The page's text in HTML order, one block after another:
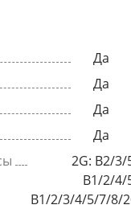
Да
Да
Да
Да
2G: B2/3/5/
B1/2/4/5/
B1/2/3/4/5/7/8/